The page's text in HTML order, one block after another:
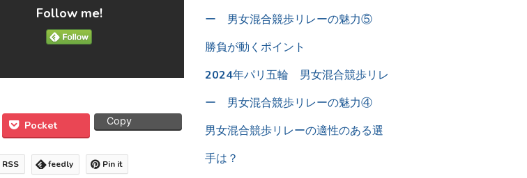
Follow me!
Pocket Copy
RSS feedly Pin it
ー 男女混合競歩リレーの魅力⑤
勝負が動くポイント
2024年パリ五輪 男女混合競歩リレ
ー 男女混合競歩リレーの魅力④
男女混合競歩リレーの適性のある選
手は？